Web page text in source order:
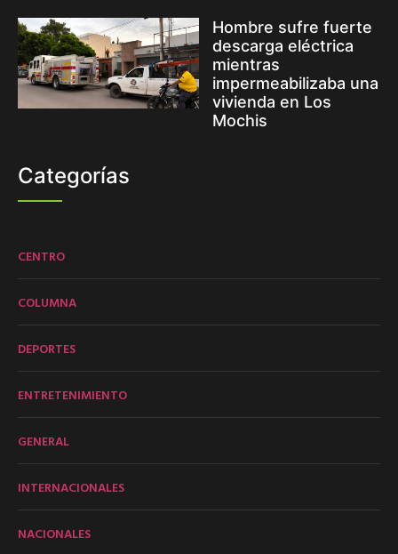
Hombre sufre fuerte
descarga eléctrica
mientras
impermeabilizaba una
vivienda en Los
Mochis
Categorías
CENTRO
COLUMNA
DEPORTES
ENTRETENIMIENTO
GENERAL
INTERNACIONALES
NACIONALES